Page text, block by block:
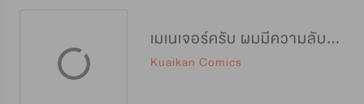
เมเนเจอร์ครับ ผมมีความลับจะบอก
Kuaikan Comics